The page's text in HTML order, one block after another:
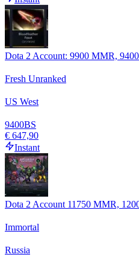
Dota 2 Account: 9900 MMR,
Fresh Unranked
US West
9400BS
€ 647,90
Instant
Dota 2 Account 11750 MMR,
Immortal
Russia